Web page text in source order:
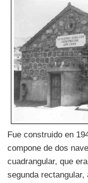
Fue construido en
compone de dos
cuadrangular, que
segunda